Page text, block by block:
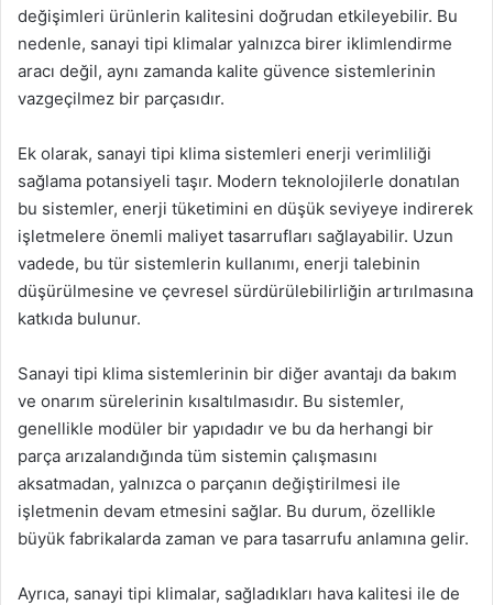
değişimleri ürünlerin kalitesini doğrudan etkileyebilir. Bu
nedenle, sanayi tipi klimalar yalnızca birer iklimlendirme
aracı değil, aynı zamanda kalite güvence sistemlerinin
vazgeçilmez bir parçasıdır.
Ek olarak, sanayi tipi klima sistemleri enerji verimliliği
sağlama potansiyeli taşır. Modern teknolojilerle donatılan
bu sistemler, enerji tüketimini en düşük seviyeye indirerek
işletmelere önemli maliyet tasarrufları sağlayabilir. Uzun
vadede, bu tür sistemlerin kullanımı, enerji talebinin
düşürülmesine ve çevresel sürdürülebilirliğin artırılmasına
katkıda bulunur.
Sanayi tipi klima sistemlerinin bir diğer avantajı da bakım
ve onarım sürelerinin kısaltılmasıdır. Bu sistemler,
genellikle modüler bir yapıdadır ve bu da herhangi bir
parça arızalandığında tüm sistemin çalışmasını
aksatmadan, yalnızca o parçanın değiştirilmesi ile
işletmenin devam etmesini sağlar. Bu durum, özellikle
büyük fabrikalarda zaman ve para tasarrufu anlamına gelir.
Ayrıca, sanayi tipi klimalar, sağladıkları hava kalitesi ile de